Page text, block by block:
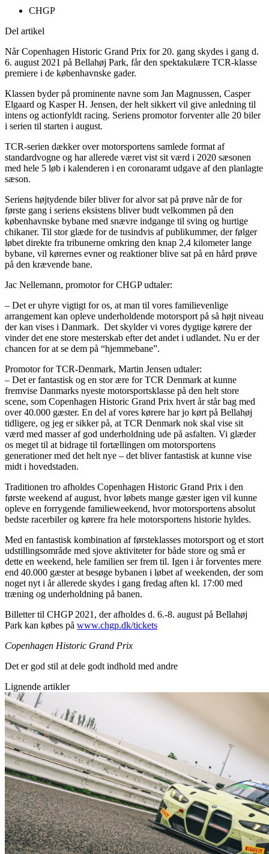
CHGP
Del artikel
Når Copenhagen Historic Grand Prix for 20. gang skydes i gang d.
6. august 2021 på Bellahøj Park, får den spektakulære TCR-klasse
premiere i de københavnske gader.
Klassen byder på prominente navne som Jan Magnussen, Casper
Elgaard og Kasper H. Jensen, der helt sikkert vil give anledning til
intens og actionfyldt racing. Seriens promotor forventer alle 20 biler
i serien til starten i august.
TCR-serien dækker over motorsportens samlede format af
standardvogne og har allerede været vist sit værd i 2020 sæsonen
med hele 5 løb i kalenderen i en coronaramt udgave af den planlagte
sæson.
Seriens højtydende biler bliver for alvor sat på prøve når de for
første gang i seriens eksistens bliver budt velkommen på den
københavnske bybane med snævre indgange til sving og hurtige
chikaner. Til stor glæde for de tusindvis af publikummer, der følger
løbet direkte fra tribunerne omkring den knap 2,4 kilometer lange
bybane, vil kørernes evner og reaktioner blive sat på en hård prøve
på den krævende bane.
Jac Nellemann, promotor for CHGP udtaler:
– Det er uhyre vigtigt for os, at man til vores familievenlige
arrangement kan opleve underholdende motorsport på så højt niveau
der kan vises i Danmark. Det skylder vi vores dygtige kørere der
vinder det ene store mesterskab efter det andet i udlandet. Nu er der
chancen for at se dem på “hjemmebane”.
Promotor for TCR-Denmark, Martin Jensen udtaler:
– Det er fantastisk og en stor ære for TCR Denmark at kunne
fremvise Danmarks nyeste motorsportsklasse på den helt store
scene, som Copenhagen Historic Grand Prix hvert år står bag med
over 40.000 gæster. En del af vores kørere har jo kørt på Bellahøj
tidligere, og jeg er sikker på, at TCR Denmark nok skal vise sit
værd med masser af god underholdning ude på asfalten. Vi glæder
os meget til at bidrage til fortællingen om motorsportens
generationer med det helt nye – det bliver fantastisk at kunne vise
midt i hovedstaden.
Traditionen tro afholdes Copenhagen Historic Grand Prix i den
første weekend af august, hvor løbets mange gæster igen vil kunne
opleve en forrygende familieweekend, hvor motorsportens absolut
bedste racerbiler og kørere fra hele motorsportens historie hyldes.
Med en fantastisk kombination af førsteklasses motorsport og et stort
udstillingsområde med sjove aktiviteter for både store og små er
dette en weekend, hele familien ser frem til. Igen i år forventes mere
end 40.000 gæster at besøge bybanen i løbet af weekenden, der som
noget nyt i år allerede skydes i gang fredag aften kl. 17:00 med
træning og underholdning på banen.
Billetter til CHGP 2021, der afholdes d. 6.-8. august på Bellahøj
Park kan købes på www.chgp.dk/tickets
Copenhagen Historic Grand Prix
Det er god stil at dele godt indhold med andre
Lignende artikler